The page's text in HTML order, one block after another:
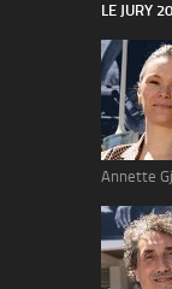
LE JURY
Annette